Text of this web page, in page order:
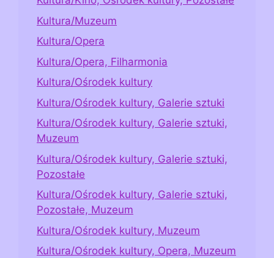
Kultura/Muzeum
Kultura/Opera
Kultura/Opera, Filharmonia
Kultura/Ośrodek kultury
Kultura/Ośrodek kultury, Galerie sztuki
Kultura/Ośrodek kultury, Galerie sztuki,
Muzeum
Kultura/Ośrodek kultury, Galerie sztuki,
Pozostałe
Kultura/Ośrodek kultury, Galerie sztuki,
Pozostałe, Muzeum
Kultura/Ośrodek kultury, Muzeum
Kultura/Ośrodek kultury, Opera, Muzeum